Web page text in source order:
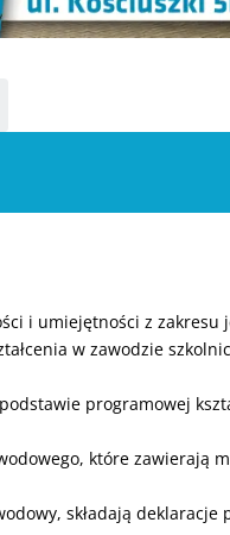
i umiejętności z zakresu
w zawodzie
programowej
które zawierają
składają